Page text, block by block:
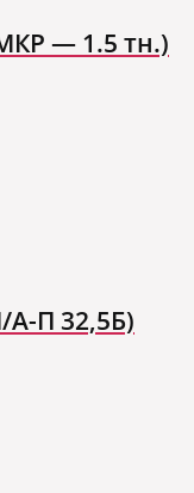
— 1.5 тн.)
П 32,5Б)